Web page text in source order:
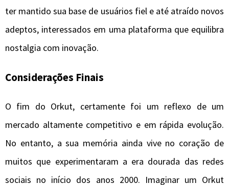
ter mantido sua base de usuários fiel e até atraído novos
adeptos, interessados em uma plataforma que equilibra
nostalgia com inovação.
Considerações Finais
O fim do Orkut, certamente foi um reflexo de um
mercado altamente competitivo e em rápida evolução.
No entanto, a sua memória ainda vive no coração de
muitos que experimentaram a era dourada das redes
sociais no início dos anos 2000. Imaginar um Orkut